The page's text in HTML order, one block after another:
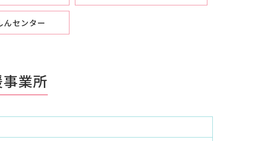
んセンター
業所